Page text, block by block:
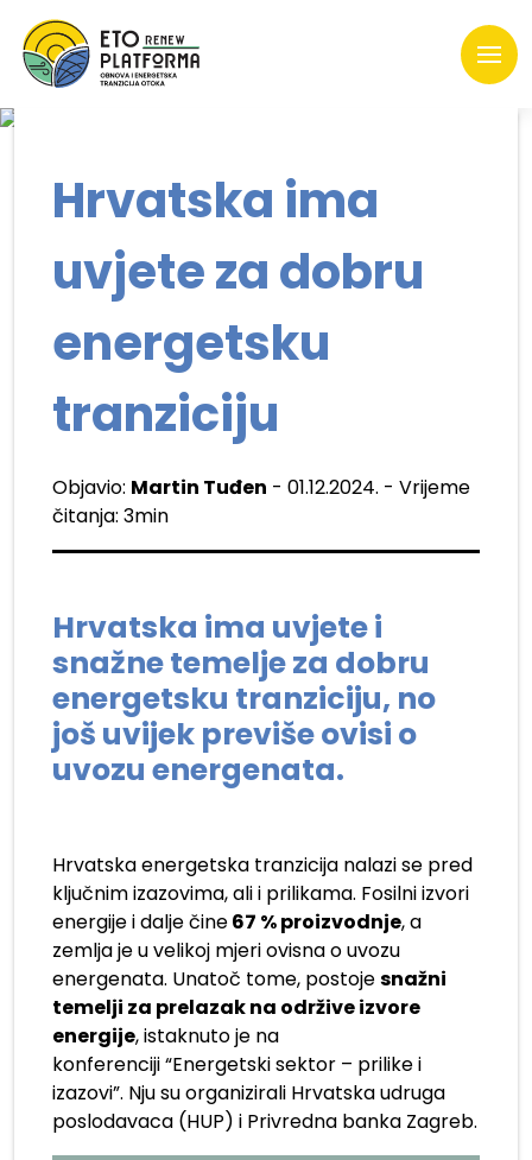
Hrvatska ima
uvjete za dobru
energetsku
tranziciju
Objavio: Martin Tuđen - 01.12.2024. - Vrijeme
čitanja: 3min
Hrvatska ima uvjete i
snažne temelje za dobru
energetsku tranziciju, no
još uvijek previše ovisi o
uvozu energenata.
Hrvatska energetska tranzicija nalazi se pred
ključnim izazovima, ali i prilikama. Fosilni izvori
energije i dalje čine67 % proizvodnje, a
zemlja je u velikoj mjeri ovisna o uvozu
energenata. Unatoč tome, postojesnažni
temelji za prelazak na održive izvore
energije, istaknuto je na
konferenciji “Energetski sektor – prilike i
izazovi”. Nju su organizirali Hrvatska udruga
poslodavaca (HUP) i Privredna banka Zagreb.